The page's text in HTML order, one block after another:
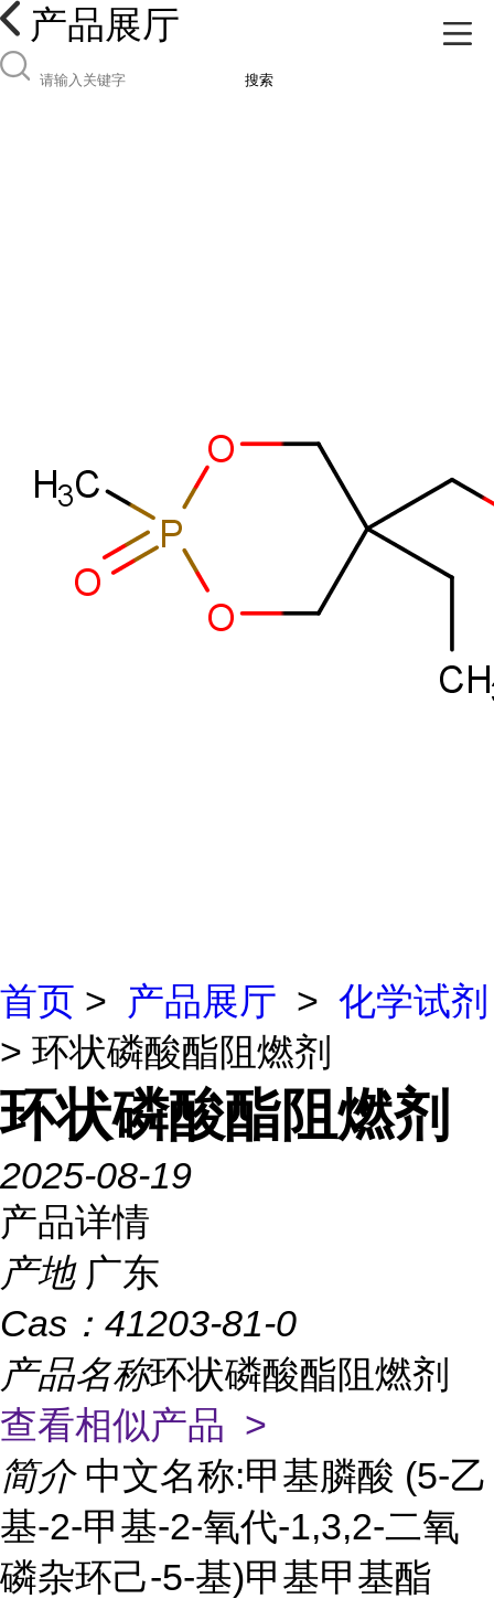
产品展厅
搜索
首页 > 产品展厅 > 化学试剂
> 环状磷酸酯阻燃剂
环状磷酸酯阻燃剂
2025-08-19
产品详情
产地 广东
Cas： 41203-81-0
产品名称环状磷酸酯阻燃剂
查看相似产品 >
简介 中文名称:甲基膦酸 (5-乙
基-2-甲基-2-氧代-1,3,2-二氧
磷杂环己-5-基)甲基甲基酯